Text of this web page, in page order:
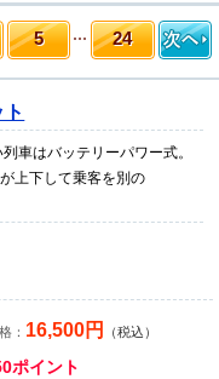
5 24
車はバッテリーパワー式。
上下して乗客を別の
： 16,500円 （税込）
ポイント